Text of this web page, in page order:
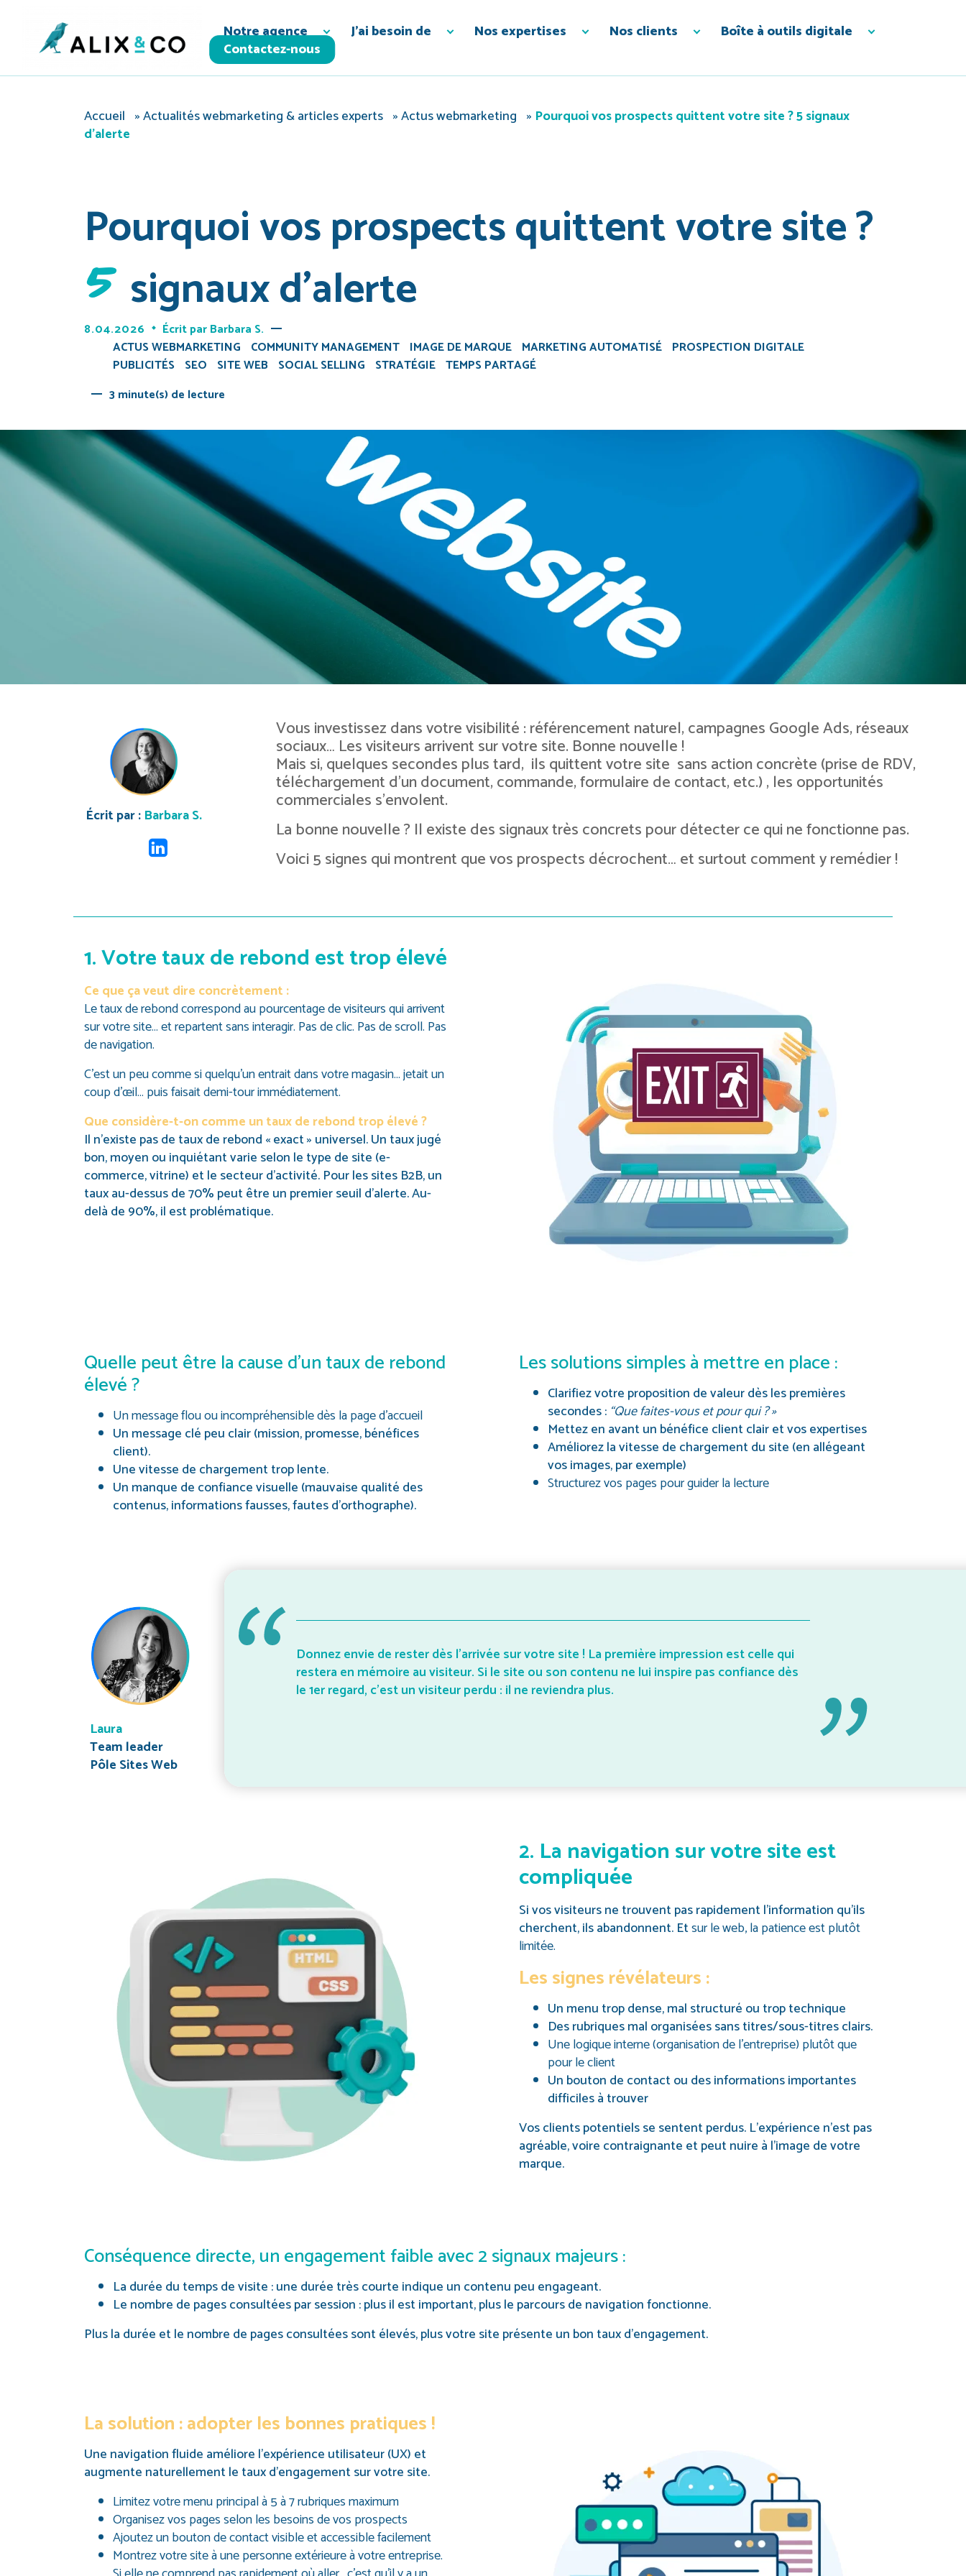
Notre agence J’ai besoin de Nos expertises Nos clients
Boîte à outils digitale
Contactez-nous
Accueil »Actualités webmarketing & articles experts »Actus webmarketing » Pourquoi vos prospects quittent votre site ? 5 signaux
d’alerte
Pourquoi vos prospects quittent votre site ?
5 signaux d’alerte
8.04.2026 Écrit parBarbara S.
ACTUS WEBMARKETING COMMUNITY MANAGEMENT IMAGE DE MARQUE MARKETING AUTOMATISÉ PROSPECTION DIGITALE
PUBLICITÉS SEO SITE WEB SOCIAL SELLING STRATÉGIE TEMPS PARTAGÉ
3 minute(s) de lecture
Écrit par : Barbara S.
Vous investissez dans votre visibilité : référencement naturel, campagnes Google Ads, réseaux
sociaux… Les visiteurs arrivent sur votre site. Bonne nouvelle !
Mais si, quelques secondes plus tard, ils quittent votre site sans action concrète (prise de RDV,
téléchargement d’un document, commande, formulaire de contact, etc.) , les opportunités
commerciales s’envolent.
La bonne nouvelle ? Il existe des signaux très concrets pour détecter ce qui ne fonctionne pas.
Voici 5 signes qui montrent que vos prospects décrochent… et surtout comment y remédier !
1. Votre taux de rebond est trop élevé
Ce que ça veut dire concrètement :
Le taux de rebond correspond au pourcentage de visiteurs qui arrivent
sur votre site… et repartent sans interagir. Pas de clic. Pas de scroll. Pas
de navigation.
C’est un peu comme si quelqu’un entrait dans votre magasin… jetait un
coup d’œil… puis faisait demi-tour immédiatement.
Que considère-t-on comme un taux de rebond trop élevé ?
Il n’existe pas de taux de rebond « exact » universel. Un taux jugé
bon, moyen ou inquiétant varie selon le type de site (e-
commerce, vitrine) et le secteur d’activité. Pour les sites B2B, un
taux au-dessus de 70% peut être un premier seuil d’alerte. Au-
delà de 90%, il est problématique.
Quelle peut être la cause d’un taux de rebond
élevé ?
Un message flou ou incompréhensible dès la page d’accueil
Un message clé peu clair (mission, promesse, bénéfices
client).
Une vitesse de chargement trop lente.
Un manque de confiance visuelle (mauvaise qualité des
contenus, informations fausses, fautes d’orthographe).
Les solutions simples à mettre en place :
Clarifiez votre proposition de valeur dès les premières
secondes : “Que faites-vous et pour qui ? »
Mettez en avant un bénéfice client clair et vos expertises
Améliorez la vitesse de chargement du site (en allégeant
vos images, par exemple)
Structurez vos pages pour guider la lecture
Laura
Team leader
Pôle Sites Web
Donnez envie de rester dès l’arrivée sur votre site ! La première impression est celle qui
restera en mémoire au visiteur. Si le site ou son contenu ne lui inspire pas confiance dès
le 1er regard, c’est un visiteur perdu : il ne reviendra plus.
2. La navigation sur votre site est
compliquée
Si vos visiteurs ne trouvent pas rapidement l’information qu’ils
cherchent, ils abandonnent. Etsur le web, la patience est plutôt
limitée.
Les signes révélateurs :
Un menu trop dense, mal structuré ou trop technique
Des rubriques mal organisées sans titres/sous-titres clairs.
Une logique interne (organisation de l’entreprise) plutôt que
pour le client
Un bouton de contact ou des informations importantes
difficiles à trouver
Vos clients potentiels se sentent perdus. L’expérience n’est pas
agréable, voire contraignante et peut nuire à l’image de votre
marque.
Conséquence directe, un engagement faible avec 2 signaux majeurs :
La durée du temps de visite : une durée très courte indique un contenu peu engageant.
Le nombre de pages consultées par session : plus il est important, plus le parcours de navigation fonctionne.
Plus la durée et le nombre de pages consultées sont élevés, plus votre site présente un bon taux d’engagement.
La solution : adopter les bonnes pratiques !
Une navigation fluide améliore l’expérience utilisateur (UX) et
augmente naturellement le taux d’engagement sur votre site.
Limitez votre menu principal à5 à 7 rubriques maximum
Organisez vos pages selon les besoins de vos prospects
Ajoutez un bouton de contact visible et accessible facilement
Montrez votre site à une personne extérieure à votre entreprise.